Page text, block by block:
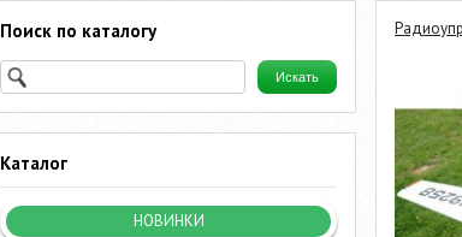
Поиск по каталогу
Каталог
НОВИНКИ